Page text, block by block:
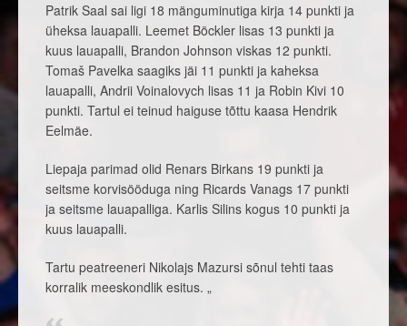
Patrik Saal sai ligi 18 mänguminutiga kirja 14 punkti ja
üheksa lauapalli. Leemet Böckler lisas 13 punkti ja
kuus lauapalli, Brandon Johnson viskas 12 punkti.
Tomaš Pavelka saagiks jäi 11 punkti ja kaheksa
lauapalli, Andrii Voinalovych lisas 11 ja Robin Kivi 10
punkti. Tartul ei teinud haiguse tõttu kaasa Hendrik
Eelmäe.
Liepaja parimad olid Renars Birkans 19 punkti ja
seitsme korvisööduga ning Ricards Vanags 17 punkti
ja seitsme lauapalliga. Karlis Silins kogus 10 punkti ja
kuus lauapalli.
Tartu peatreeneri Nikolajs Mazursi sõnul tehti taas
korralik meeskondlik esitus. „